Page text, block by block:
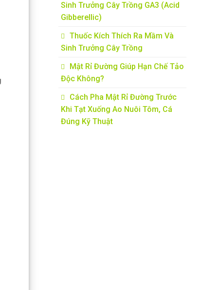
Sinh Trưởng Cây Trồng GA3 (Acid
Gibberellic)
Thuốc Kích Thích Ra Mầm Và
Sinh Trưởng Cây Trồng
Mật Rỉ Đường Giúp Hạn Chế Tảo
Độc Không?
Cách Pha Mật Rỉ Đường Trước
Khi Tạt Xuống Ao Nuôi Tôm, Cá
Đúng Kỹ Thuật